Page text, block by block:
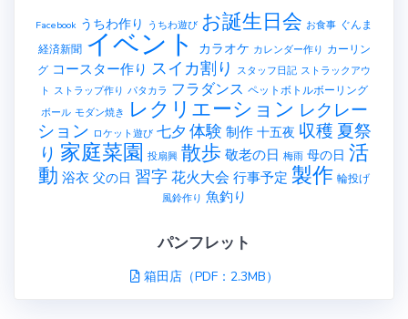
Facebook うちわ作り うちわ遊び お誕生日会 お食事 ぐんま
経済新聞 イベント カラオケ カレンダー作り カーリン
グ コースター作り スイカ割り スタッフ日記 ストラックアウ
ト ストラップ作り パタカラ フラダンス ペットボトルボーリング
ボール モダン焼き レクリエーション レクレー
ション ロケット遊び 七夕 体験 制作 十五夜 収穫 夏祭
り 家庭菜園 投扇興 散歩敬老の日 梅雨 母の日 活
動 浴衣 父の日 習字花火大会 行事予定 製作 輪投げ
風鈴作り 魚釣り
パンフレット
箱田店（PDF：2.3MB）